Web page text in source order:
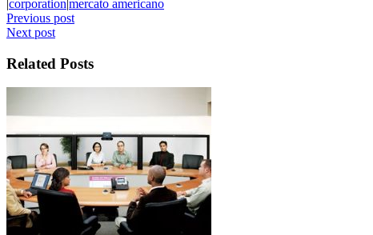
|corporation|mercato americano
Previous post
Next post
Related Posts